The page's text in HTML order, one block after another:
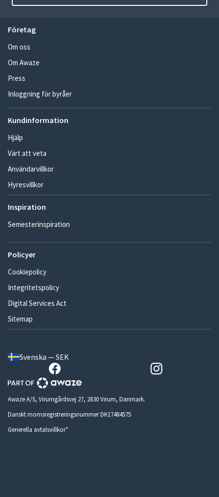
Företag
Om oss
Om Awaze
Press
Inloggning för byråer
Kundinformation
Hjälp
Värt att veta
Användarvillkor
Hyresvillkor
Inspiration
Semesterinspiration
Policyer
Cookiepolicy
Integritetspolicy
Digital Services Act
Sitemap
Svenska — SEK
Awaze A/S, Virumgårdsvej 27, 2830 Virum, Danmark.
Danskt momsregistreringsnummer DK17484575
Generella avtalsvillkor*